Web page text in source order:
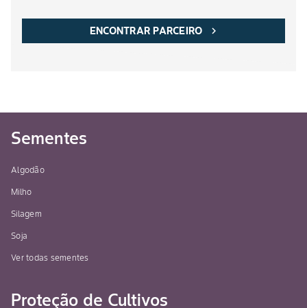
ENCONTRAR PARCEIRO chevron_right
Sementes
Algodão
Milho
Silagem
Soja
Ver todas sementes
Proteção de Cultivos